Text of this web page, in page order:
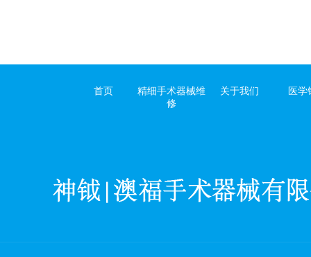
首页
精细手术器械维
修
关于我们 医学